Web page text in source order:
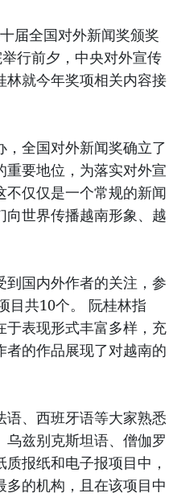
届全国对外新闻奖颁奖
行前夕，中央对外宣传
林就今年奖项相关内容接
全国对外新闻奖确立了
要地位，为落实对外宣
仅仅是一个常规的新闻
世界传播越南形象、越
国内外作者的关注，参
目共10个。 阮桂林指
于表现形式丰富多样，充
的作品展现了对越南的
、西班牙语等大家熟悉
兹别克斯坦语、僧伽罗
报纸和电子报项目中，
的机构，且在该项目中